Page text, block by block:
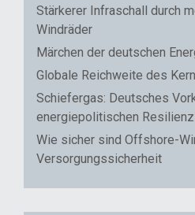
Stärkerer Infraschall durch
Windräder
Märchen der deutschen
Globale Reichweite des
Schiefergas: Deutsches
energiepolitischen
Wie sicher sind Offshore-
Versorgungssicherheit